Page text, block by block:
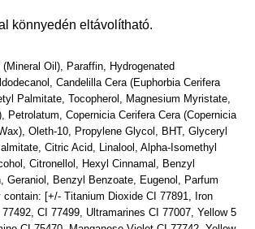
könnyedén eltávolítható.
Oil), Paraffin, Hydrogenated
Candelilla Cera (Euphorbia Cerifera
Palmitate, Tocopherol, Magnesium Myristate,
Petrolatum, Copernicia Cerifera Cera (Copernicia
Oleth-10, Propylene Glycol, BHT, Glyceryl
Citric Acid, Linalool, Alpha-Isomethyl
Citronellol, Hexyl Cinnamal, Benzyl
Geraniol, Benzyl Benzoate, Eugenol, Parfum
contain: [+/- Titanium Dioxide CI 77891, Iron
CI 77499, Ultramarines CI 77007, Yellow 5